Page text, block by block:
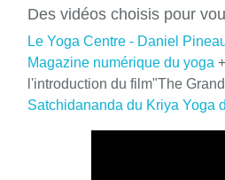
Des vidéos choisis pour
Le Yoga Centre - Daniel
Magazine numérique du yoga
l'introduction du film"The
Satchidananda du Kriya Yoga